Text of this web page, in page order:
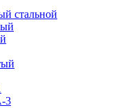
стальной
3